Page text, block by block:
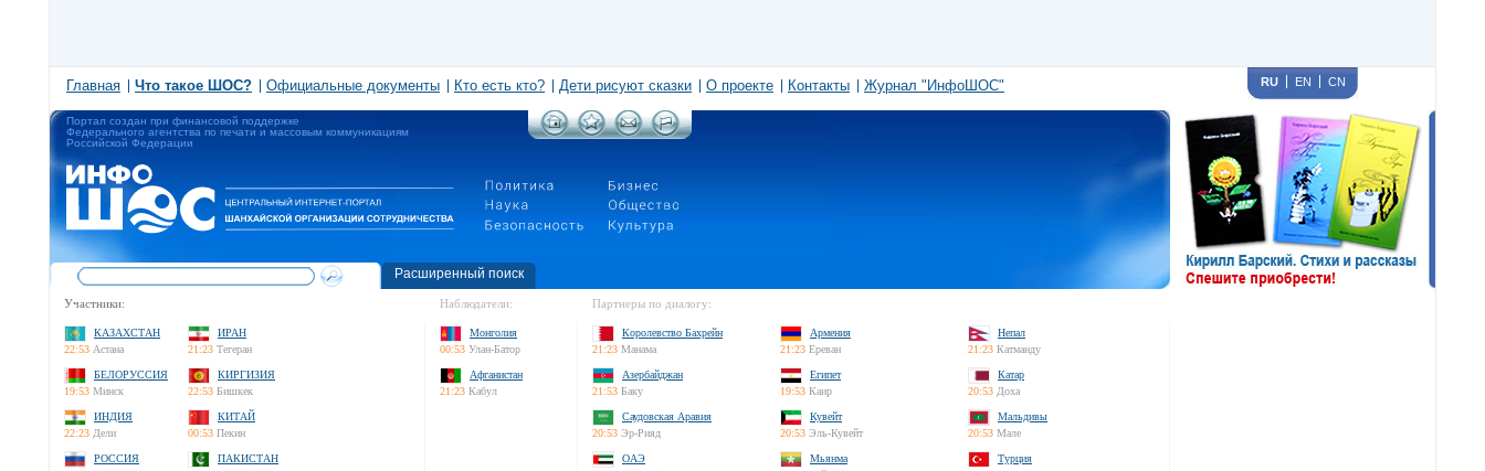
Главная Что такое ШОС? Официальные документы Кто есть кто? Дети рисуют сказки О проекте Контакты Журнал "ИнфоШОС" RU EN CN
Портал создан при финансовой поддержке
Федерального агентства по печати и массовым коммуникациям
Российской Федерации
Расширенный поиск
Участники:
КАЗАХСТАН
22:53 Астана
ИРАН
21:23 Тегеран
БЕЛОРУССИЯ
19:53 Минск
КИРГИЗИЯ
22:53 Бишкек
ИНДИЯ
22:23 Дели
КИТАЙ
00:53 Пекин
РОССИЯ
ПАКИСТАН
Наблюдатели:
Монголия
00:53 Улан-Батор
Афганистан
21:23 Кабул
Партнеры по диалогу:
Королевство Бахрейн
21:23 Манама
Армения
21:23 Ереван
Непал
21:23 Катманду
Азербайджан
21:53 Баку
Египет
19:53 Каир
Катар
20:53 Доха
Саудовская Аравия
20:53 Эр-Рияд
Кувейт
20:53 Эль-Кувейт
Мальдивы
20:53 Мале
ОАЭ
Мьянма
Турция